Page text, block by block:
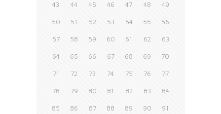
43 44 45 46 47 48 49
50 51 52 53 54 55 56
57 58 59 60 61 62 63
64 65 66 67 68 69 70
71 72 73 74 75 76 77
78 79 80 81 82 83 84
85 86 87 88 89 90 91